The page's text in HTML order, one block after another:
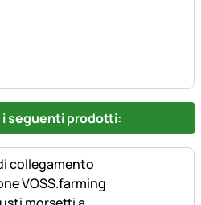
seguenti prodotti: